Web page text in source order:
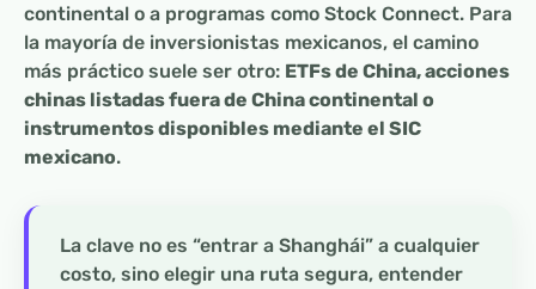
continental o a programas como Stock Connect. Para
la mayoría de inversionistas mexicanos, el camino
más práctico suele ser otro: ETFs de China, acciones
chinas listadas fuera de China continental o
instrumentos disponibles mediante el SIC
mexicano.
La clave no es “entrar a Shanghái” a cualquier
costo, sino elegir una ruta segura, entender